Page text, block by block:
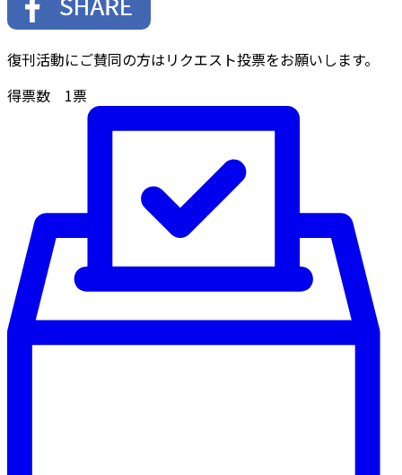
復刊活動にご賛同の方はリクエスト投票をお願いします。
得票数 1票